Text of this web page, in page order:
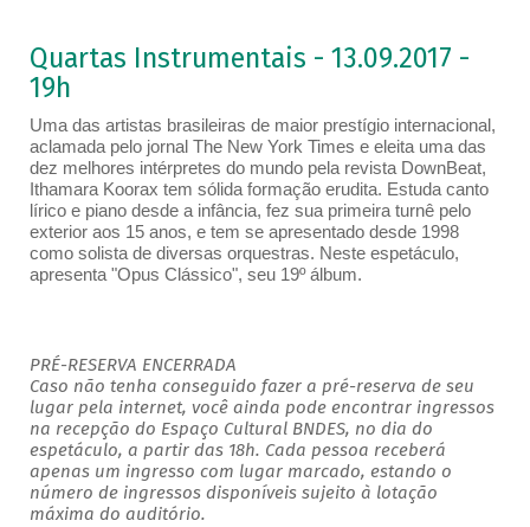
Quartas Instrumentais - 13.09.2017 -
19h
Uma das artistas brasileiras de maior prestígio internacional,
aclamada pelo jornal The New York Times e eleita uma das
dez melhores intérpretes do mundo pela revista DownBeat,
Ithamara Koorax tem sólida formação erudita. Estuda canto
lírico e piano desde a infância, fez sua primeira turnê pelo
exterior aos 15 anos, e tem se apresentado desde 1998
como solista de diversas orquestras. Neste espetáculo,
apresenta "Opus Clássico", seu 19º álbum.
PRÉ-RESERVA ENCERRADA
Caso não tenha conseguido fazer a pré-reserva de seu
lugar pela internet, você ainda pode encontrar ingressos
na recepção do Espaço Cultural BNDES, no dia do
espetáculo, a partir das 18h. Cada pessoa receberá
apenas um ingresso com lugar marcado, estando o
número de ingressos disponíveis sujeito à lotação
máxima do auditório.